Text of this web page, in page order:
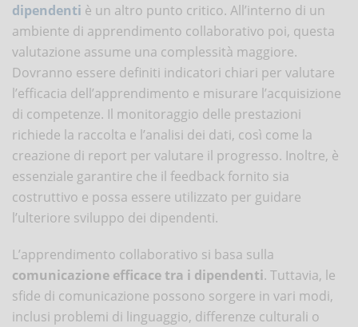
dipendenti è un altro punto critico. All’interno di un
ambiente di apprendimento collaborativo poi, questa
valutazione assume una complessità maggiore.
Dovranno essere definiti indicatori chiari per valutare
l’efficacia dell’apprendimento e misurare l’acquisizione
di competenze. Il monitoraggio delle prestazioni
richiede la raccolta e l’analisi dei dati, così come la
creazione di report per valutare il progresso. Inoltre, è
essenziale garantire che il feedback fornito sia
costruttivo e possa essere utilizzato per guidare
l’ulteriore sviluppo dei dipendenti.
L’apprendimento collaborativo si basa sulla
comunicazione efficace tra i dipendenti. Tuttavia, le
sfide di comunicazione possono sorgere in vari modi,
inclusi problemi di linguaggio, differenze culturali o